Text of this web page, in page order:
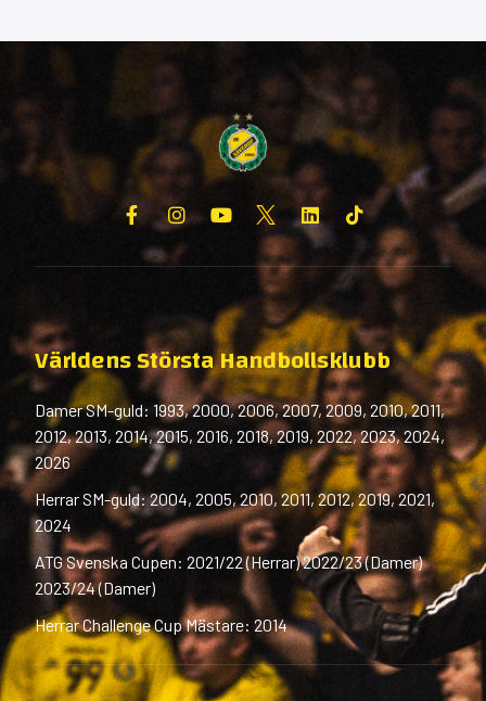
Världens Största Handbollsklubb
Damer SM-guld: 1993, 2000, 2006, 2007, 2009, 2010, 2011,
2012, 2013, 2014, 2015, 2016, 2018, 2019, 2022, 2023, 2024,
2026
Herrar SM-guld: 2004, 2005, 2010, 2011, 2012, 2019, 2021,
2024
ATG Svenska Cupen: 2021/22 (Herrar) 2022/23 (Damer)
2023/24 (Damer)
Herrar Challenge Cup Mästare: 2014